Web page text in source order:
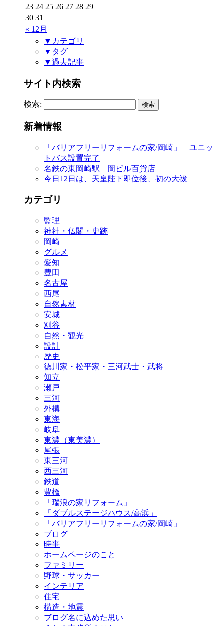
« 12月
23 24 25 26 27 28 29
30 31
▼カテゴリ
▼タグ
▼過去記事
サイト内検索
検索:
新着情報
「バリアフリーリフォームの家/岡崎」 ユニッ
トバス設置完了
名鉄の東岡崎駅 岡ビル百貨店
今日12日は、天皇陛下即位後、初の大祓
カテゴリ
監理
神社・仏閣・史跡
岡崎
グルメ
愛知
豊田
名古屋
西尾
自然素材
安城
刈谷
自然・観光
設計
歴史
徳川家・松平家・三河武士・武将
知立
瀬戸
三河
外構
東海
岐阜
東濃（東美濃）
尾張
東三河
西三河
鉄道
豊橋
「瑞浪の家リフォーム」
「ダブルステージハウス/高浜」
「バリアフリーリフォームの家/岡崎」
ブログ
時事
ホームページのこと
ファミリー
野球・サッカー
インテリア
住宅
構造・地震
ブログ名に込めた思い